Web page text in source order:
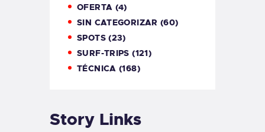
OFERTA (4)
SIN CATEGORIZAR (60)
SPOTS(23)
SURF-TRIPS (121)
TÉCNICA (168)
Story Links